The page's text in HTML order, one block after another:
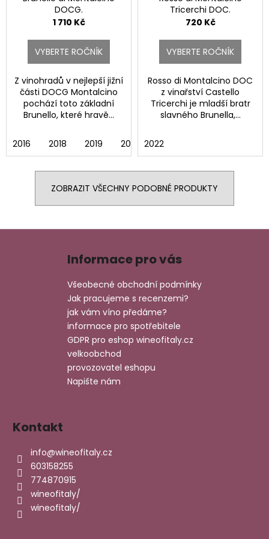
DOCG.
1 710 Kč
VYBERTE ROČNÍK
Z vinohradů v nejlepší jižní
části DOCG Montalcino
pochází toto základní
Brunello, které hravě...
2016 2018 2019 2021
Tricerchi DOC.
720 Kč
VYBERTE ROČNÍK
Rosso di Montalcino DOC
z vinařství Castello
Tricerchi je mladší bratr
slavného Brunella,...
2022
ZOBRAZIT VŠECHNY PODOBNÉ PRODUKTY
Informace pro vás
Všeobecné obchodní podmínky
Jak pracujeme s recenzemi?
jak vám víno předáme?
informace pro spotřebitele
GDPR pro eshop wineofitaly.cz
velkoobchod
provozovatel eshopu
Napište nám
Kontakt
info@wineofitaly.cz
603158255
774870915
wineofitaly/
wineofitaly/